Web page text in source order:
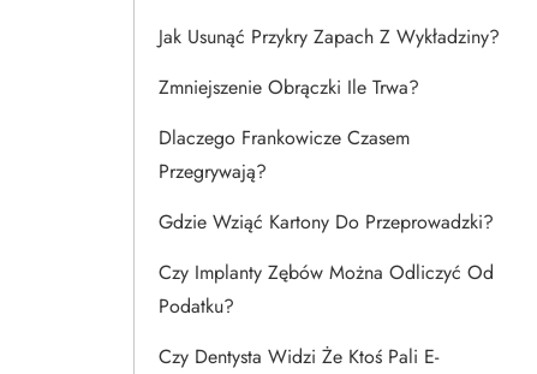
Jak Usunąć Przykry Zapach Z Wykładziny?
Zmniejszenie Obrączki Ile Trwa?
Dlaczego Frankowicze Czasem
Przegrywają?
Gdzie Wziąć Kartony Do Przeprowadzki?
Czy Implanty Zębów Można Odliczyć Od
Podatku?
Czy Dentysta Widzi Że Ktoś Pali E-